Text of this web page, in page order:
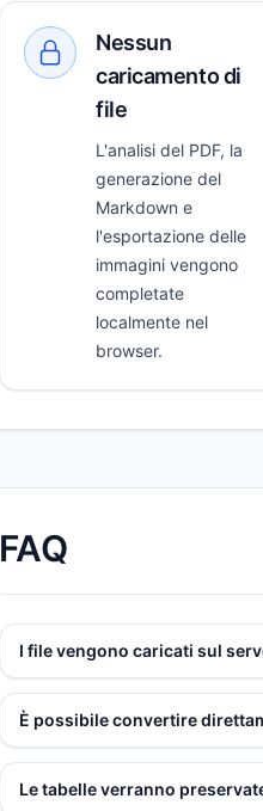
Nessun
caricamento di
file
L'analisi del PDF, la
generazione del
Markdown e
l'esportazione delle
immagini vengono
completate
localmente nel
browser.
FAQ
I file vengono caricati sul
È possibile convertire
Le tabelle verranno